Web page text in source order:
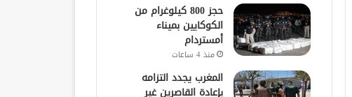
حجز 800 كيلوغرام من
الكوكايين بميناء
أمستردام
منذ 4 ساعات
المغرب يجدد التزامه
بإعادة القاصرين غير